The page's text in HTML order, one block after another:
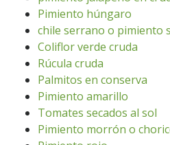
Pimiento húngaro
chile serrano o pimiento
Coliflor verde cruda
Rúcula cruda
Palmitos en conserva
Pimiento amarillo
Tomates secados al sol
Pimiento morrón o